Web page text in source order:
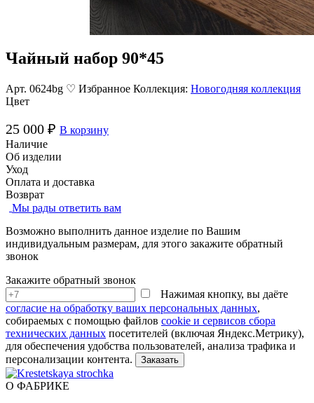
Чайный набор 90*45
Арт. 0624bg ♡ Избранное Коллекция: Новогодняя коллекция
Цвет
25 000 ₽ В корзину
Наличие
Об изделии
Уход
Оплата и доставка
Возврат
Мы рады ответить вам
Возможно выполнить данное изделие по Вашим
индивидуальным размерам, для этого закажите обратный
звонок
Закажите обратный звонок
Нажимая кнопку, вы даёте
согласие на обработку ваших персональных данных,
собираемых с помощью файлов cookie и сервисов сбора
технических данных посетителей (включая Яндекс.Метрику),
для обеспечения удобства пользователей, анализа трафика и
персонализации контента.
О ФАБРИКЕ